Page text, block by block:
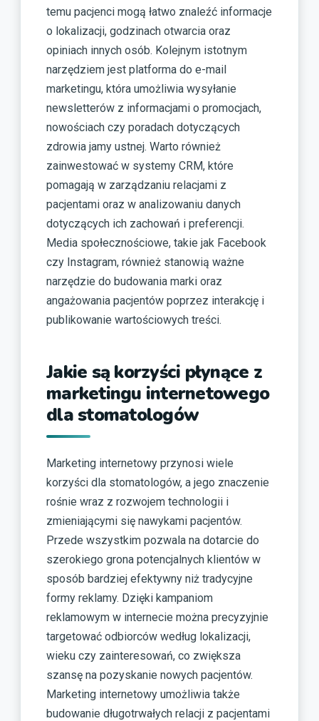
temu pacjenci mogą łatwo znaleźć informacje
o lokalizacji, godzinach otwarcia oraz
opiniach innych osób. Kolejnym istotnym
narzędziem jest platforma do e-mail
marketingu, która umożliwia wysyłanie
newsletterów z informacjami o promocjach,
nowościach czy poradach dotyczących
zdrowia jamy ustnej. Warto również
zainwestować w systemy CRM, które
pomagają w zarządzaniu relacjami z
pacjentami oraz w analizowaniu danych
dotyczących ich zachowań i preferencji.
Media społecznościowe, takie jak Facebook
czy Instagram, również stanowią ważne
narzędzie do budowania marki oraz
angażowania pacjentów poprzez interakcję i
publikowanie wartościowych treści.
Jakie są korzyści płynące z
marketingu internetowego
dla stomatologów
Marketing internetowy przynosi wiele
korzyści dla stomatologów, a jego znaczenie
rośnie wraz z rozwojem technologii i
zmieniającymi się nawykami pacjentów.
Przede wszystkim pozwala na dotarcie do
szerokiego grona potencjalnych klientów w
sposób bardziej efektywny niż tradycyjne
formy reklamy. Dzięki kampaniom
reklamowym w internecie można precyzyjnie
targetować odbiorców według lokalizacji,
wieku czy zainteresowań, co zwiększa
szansę na pozyskanie nowych pacjentów.
Marketing internetowy umożliwia także
budowanie długotrwałych relacji z pacjentami